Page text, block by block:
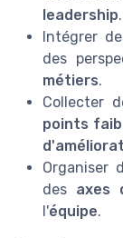
leadership.
Intégrer
des
métiers.
Collecter
points
Organiser
des axes
l'équipe.